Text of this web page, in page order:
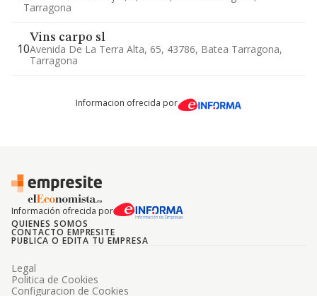
Tarragona
10
Vins carpo sl
Avenida De La Terra Alta, 65, 43786, Batea Tarragona,
Tarragona
Informacion ofrecida por
Información ofrecida por
QUIENES SOMOS
CONTACTO EMPRESITE
PUBLICA O EDITA TU EMPRESA
Legal
Politica de Cookies
Configuracion de Cookies